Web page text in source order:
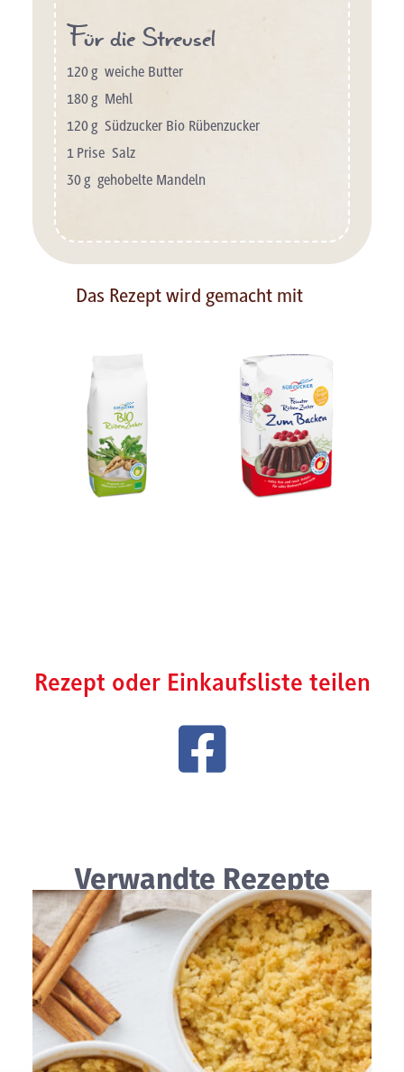
Für die Streusel
120g weiche Butter
180g
Mehl
120g Südzucker Bio Rübenzucker
1 Prise Salz
30g gehobelte Mandeln
Das Rezept wird gemacht mit
Rezept oder Einkaufsliste teilen
Verwandte Rezepte